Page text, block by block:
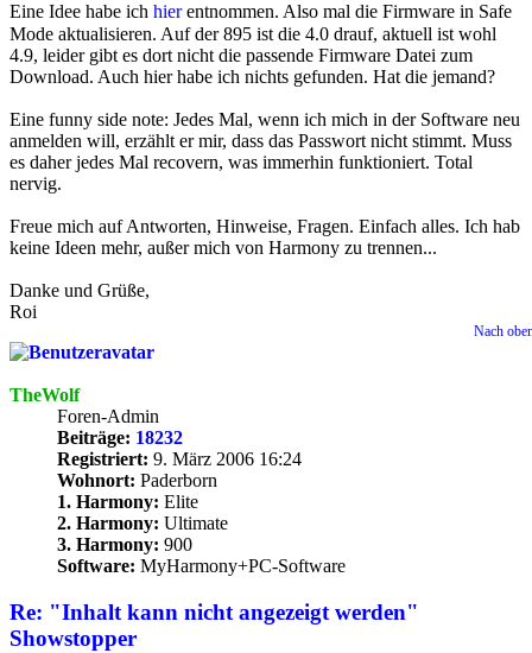
Eine Idee habe ich hierentnommen. Also mal die Firmware in Safe
Mode aktualisieren. Auf der 895 ist die 4.0 drauf, aktuell ist wohl
4.9, leider gibt es dort nicht die passende Firmware Datei zum
Download. Auch hier habe ich nichts gefunden. Hat die jemand?
Eine funny side note: Jedes Mal, wenn ich mich in der Software neu
anmelden will, erzählt er mir, dass das Passwort nicht stimmt. Muss
es daher jedes Mal recovern, was immerhin funktioniert. Total
nervig.
Freue mich auf Antworten, Hinweise, Fragen. Einfach alles. Ich hab
keine Ideen mehr, außer mich von Harmony zu trennen...
Danke und Grüße,
Roi
Nach
TheWolf
Foren-Admin
Beiträge: 18232
Registriert: 9. März 2006 16:24
Wohnort: Paderborn
1. Harmony: Elite
2. Harmony: Ultimate
3. Harmony: 900
Software: MyHarmony+PC-Software
Re: "Inhalt kann nicht angezeigt werden"
Showstopper